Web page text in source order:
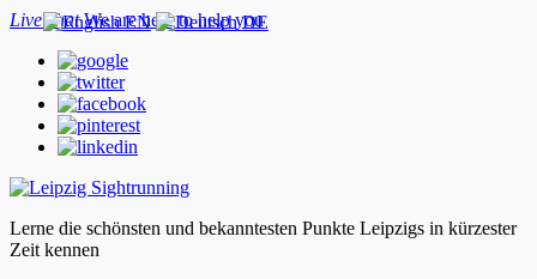
Live chatWe are here to help you
Lerne die schönsten und bekanntesten Punkte Leipzigs in kürzester
Zeit kennen
EN DE